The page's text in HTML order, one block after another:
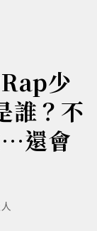
少
誰？不
…還會